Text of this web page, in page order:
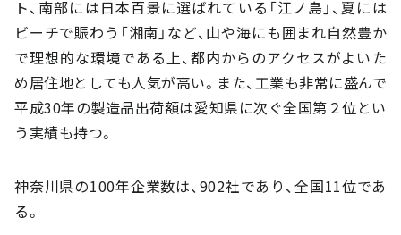
ト、南部には日本百景に選ばれている「江ノ島」、夏には
ビーチで賑わう「湘南」など、山や海にも囲まれ自然豊か
で理想的な環境である上、都内からのアクセスがよいた
め居住地としても人気が高い。また、工業も非常に盛んで
平成30年の製造品出荷額は愛知県に次ぐ全国第２位とい
う実績も持つ。
神奈川県の100年企業数は、902社であり、全国11位であ
る。